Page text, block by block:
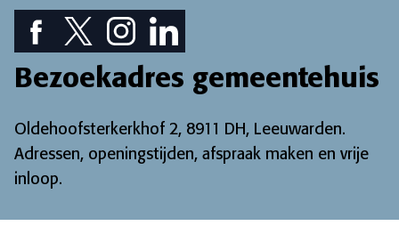
Facebook pictogram: bekijk onze Facebook pagina
Twitter pictogram: bekijk onze Twitter pagina
Instagram pictogram: bekijk onze
LinkedIn pictogram: bekijk onze
Bezoekadres gemeentehuis
Oldehoofsterkerkhof 2, 8911 DH, Leeuwarden.
Adressen, openingstijden, afspraak maken en vrije
inloop.